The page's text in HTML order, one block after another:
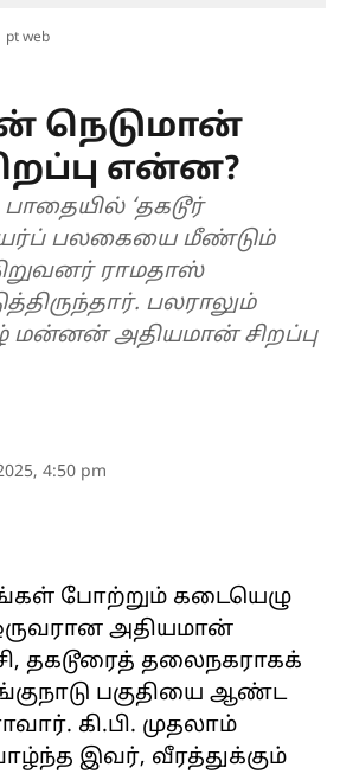
pt web
நெடுமான்
என்ன?
‘தகடூர்
பலகையை மீண்டும்
ராமதாஸ்
பலராலும்
மன்னன் அதியமான் சிறப்பு
4:50 pm
போற்றும் கடையெழு
அதியமான்
தகடூரைத் தலைநகராகக்
பகுதியை ஆண்ட
கி.பி. முதலாம்
இவர், வீரத்துக்கும்